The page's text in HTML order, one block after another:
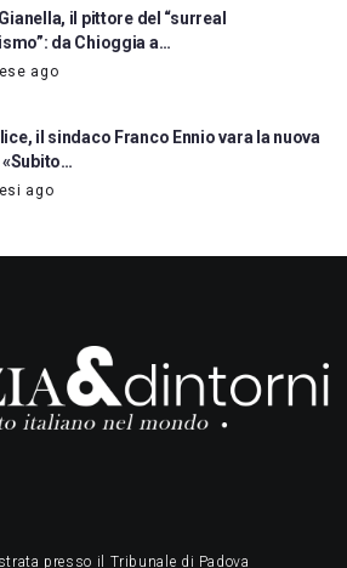
il pittore del “surreal
da Chioggia a…
ago
il sindaco Franco Ennio vara la nuova
ago
presso il Tribunale di Padova